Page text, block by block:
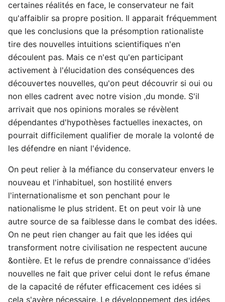
certaines réalités en face, le conservateur ne fait
qu'affaiblir sa propre position. Il apparait fréquemment
que les conclusions que la présomption rationaliste
tire des nouvelles intuitions scientifiques n'en
découlent pas. Mais ce n'est qu'en participant
activement à l'élucidation des conséquences des
découvertes nouvelles, qu'on peut découvrir si oui ou
non elles cadrent avec notre vision ,du monde. S'il
arrivait que nos opinions morales se révèlent
dépendantes d'hypothèses factuelles inexactes, on
pourrait difficilement qualifier de morale la volonté de
les défendre en niant l'évidence.
On peut relier à la méfiance du conservateur envers le
nouveau et l'inhabituel, son hostilité envers
l'internationalisme et son penchant pour le
nationalisme le plus strident. Et on peut voir là une
autre source de sa faiblesse dans le combat des idées.
On ne peut rien changer au fait que les idées qui
transforment notre civilisation ne respectent aucune
&ontière. Et le refus de prendre connaissance d'idées
nouvelles ne fait que priver celui dont le refus émane
de la capacité de réfuter efficacement ces idées si
cela s'avère nécessaire. Le développement des idées